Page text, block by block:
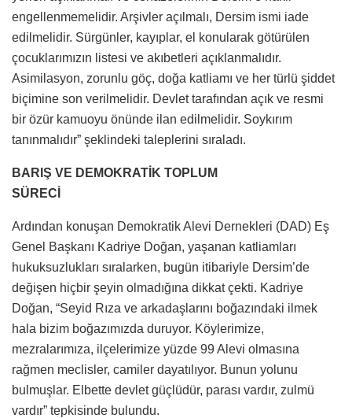
engellenmemelidir. Arşivler açılmalı, Dersim ismi iade
edilmelidir. Sürgünler, kayıplar, el konularak götürülen
çocuklarımızın listesi ve akıbetleri açıklanmalıdır.
Asimilasyon, zorunlu göç, doğa katliamı ve her türlü şiddet
biçimine son verilmelidir. Devlet tarafından açık ve resmi
bir özür kamuoyu önünde ilan edilmelidir. Soykırım
tanınmalıdır” şeklindeki taleplerini sıraladı.
BARIŞ VE DEMOKRATİK TOPLUM
SÜRECİ
Ardından konuşan Demokratik Alevi Dernekleri (DAD) Eş
Genel Başkanı Kadriye Doğan, yaşanan katliamları
hukuksuzlukları sıralarken, bugün itibariyle Dersim’de
değişen hiçbir şeyin olmadığına dikkat çekti. Kadriye
Doğan, “Seyid Rıza ve arkadaşlarını boğazındaki ilmek
hala bizim boğazımızda duruyor. Köylerimize,
mezralarımıza, ilçelerimize yüzde 99 Alevi olmasına
rağmen meclisler, camiler dayatılıyor. Bunun yolunu
bulmuşlar. Elbette devlet güçlüdür, parası vardır, zulmü
vardır” tepkisinde bulundu.